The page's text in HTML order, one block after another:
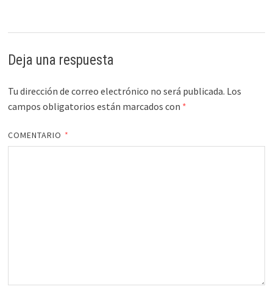
Deja una respuesta
Tu dirección de correo electrónico no será publicada. Los
campos obligatorios están marcados con *
COMENTARIO *